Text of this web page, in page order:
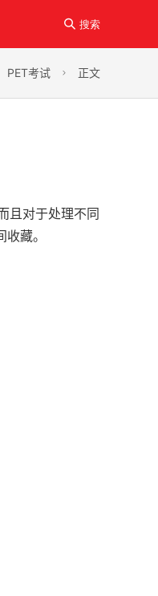
 搜索
PET考试  正文
且对于处理不同
藏。